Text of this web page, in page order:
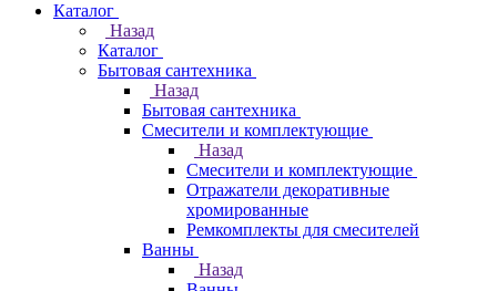
Каталог
Назад
Каталог
Бытовая сантехника
Назад
Бытовая сантехника
Смесители и комплектующие
Назад
Смесители и комплектующие
Отражатели декоративные
хромированные
Ремкомплекты для смесителей
Ванны
Назад